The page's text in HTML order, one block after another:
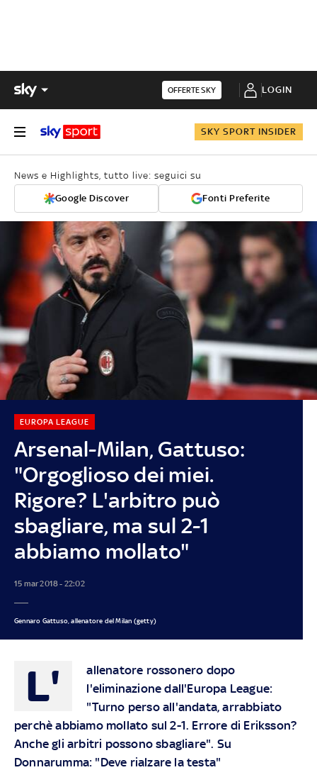
OFFERTE SKY LOGIN
SKY SPORT INSIDER
News e Highlights, tutto live: seguici su
Google Discover Fonti Preferite
Arsenal-Milan, Gattuso:
"Orgoglioso dei miei.
Rigore? L'arbitro può
sbagliare, ma sul 2-1
abbiamo mollato"
EUROPA LEAGUE
15 mar 2018 - 22:02
Gennaro Gattuso, allenatore del Milan (getty)
L'
allenatore rossonero dopo
l'eliminazione dall'Europa League:
"Turno perso all'andata, arrabbiato
perchè abbiamo mollato sul 2-1. Errore di Eriksson?
Anche gli arbitri possono sbagliare". Su
Donnarumma: "Deve rialzare la testa"